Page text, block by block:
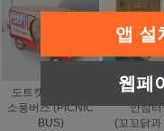
도트캣 스크래처
소풍버스 (PICNIC
BUS)
스탠바
안심
(꼬꼬닭과
앱 설
웹페